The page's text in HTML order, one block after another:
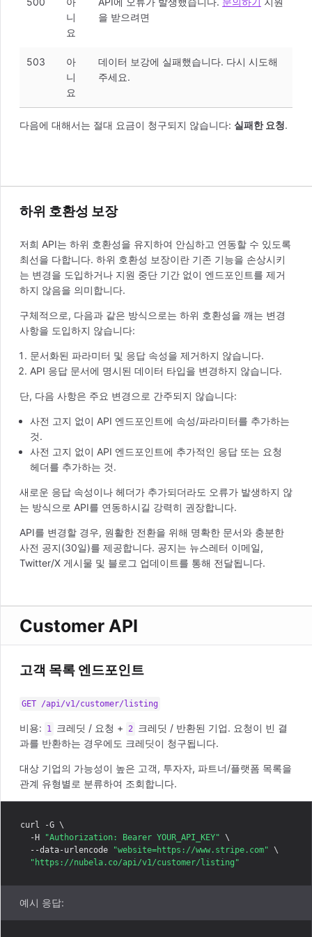
니
요
을 받으려면
503
아
니
요
데이터 보강에 실패했습니다. 다시 시도해
주세요.
다음에 대해서는 절대 요금이 청구되지 않습니다: 실패한 요청.
하위 호환성 보장
저희 API는 하위 호환성을 유지하여 안심하고 연동할 수 있도록
최선을 다합니다. 하위 호환성 보장이란 기존 기능을 손상시키
는 변경을 도입하거나 지원 중단 기간 없이 엔드포인트를 제거
하지 않음을 의미합니다.
구체적으로, 다음과 같은 방식으로는 하위 호환성을 깨는 변경
사항을 도입하지 않습니다:
문서화된 파라미터 및 응답 속성을 제거하지 않습니다.
API 응답 문서에 명시된 데이터 타입을 변경하지 않습니다.
단, 다음 사항은 주요 변경으로 간주되지 않습니다:
사전 고지 없이 API 엔드포인트에 속성/파라미터를 추가하는
것.
사전 고지 없이 API 엔드포인트에 추가적인 응답 또는 요청
헤더를 추가하는 것.
새로운 응답 속성이나 헤더가 추가되더라도 오류가 발생하지 않
는 방식으로 API를 연동하시길 강력히 권장합니다.
API를 변경할 경우, 원활한 전환을 위해 명확한 문서와 충분한
사전 공지(30일)를 제공합니다. 공지는 뉴스레터 이메일,
Twitter/X 게시물 및 블로그 업데이트를 통해 전달됩니다.
Customer API
고객 목록 엔드포인트
GET /api/v1/customer/listing
비용: 1 크레딧 / 요청 + 2
크레딧 / 반환된 기업. 요청이 빈 결
과를 반환하는 경우에도 크레딧이 청구됩니다.
대상 기업의 가능성이 높은 고객, 투자자, 파트너/플랫폼 목록을
관계 유형별로 분류하여 조회합니다.
curl -G \
  -H
"Authorization: Bearer YOUR_API_KEY" \
  --data-urlencode
"website=https://www.stripe.com" \
"https://nubela.co/api/v1/customer/listing"
예시 응답: